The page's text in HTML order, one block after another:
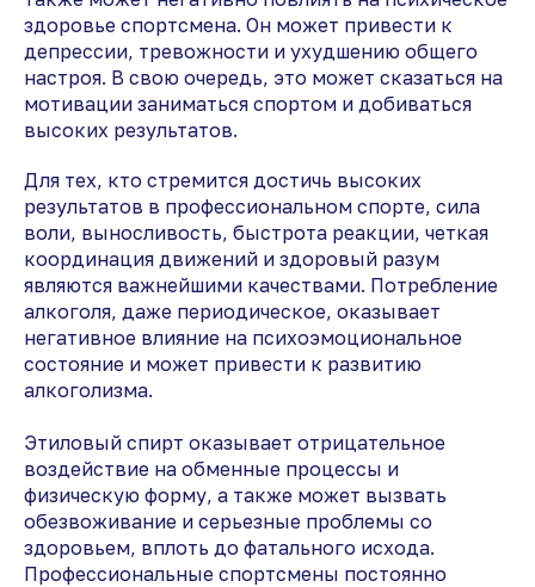
здоровье спортсмена. Он может привести к
депрессии, тревожности и ухудшению общего
настроя. В свою очередь, это может сказаться на
мотивации заниматься спортом и добиваться
высоких результатов.
Для тех, кто стремится достичь высоких
результатов в профессиональном спорте, сила
воли, выносливость, быстрота реакции, четкая
координация движений и здоровый разум
являются важнейшими качествами. Потребление
алкоголя, даже периодическое, оказывает
негативное влияние на психоэмоциональное
состояние и может привести к развитию
алкоголизма.
Этиловый спирт оказывает отрицательное
воздействие на обменные процессы и
физическую форму, а также может вызвать
обезвоживание и серьезные проблемы со
здоровьем, вплоть до фатального исхода.
Профессиональные спортсмены постоянно